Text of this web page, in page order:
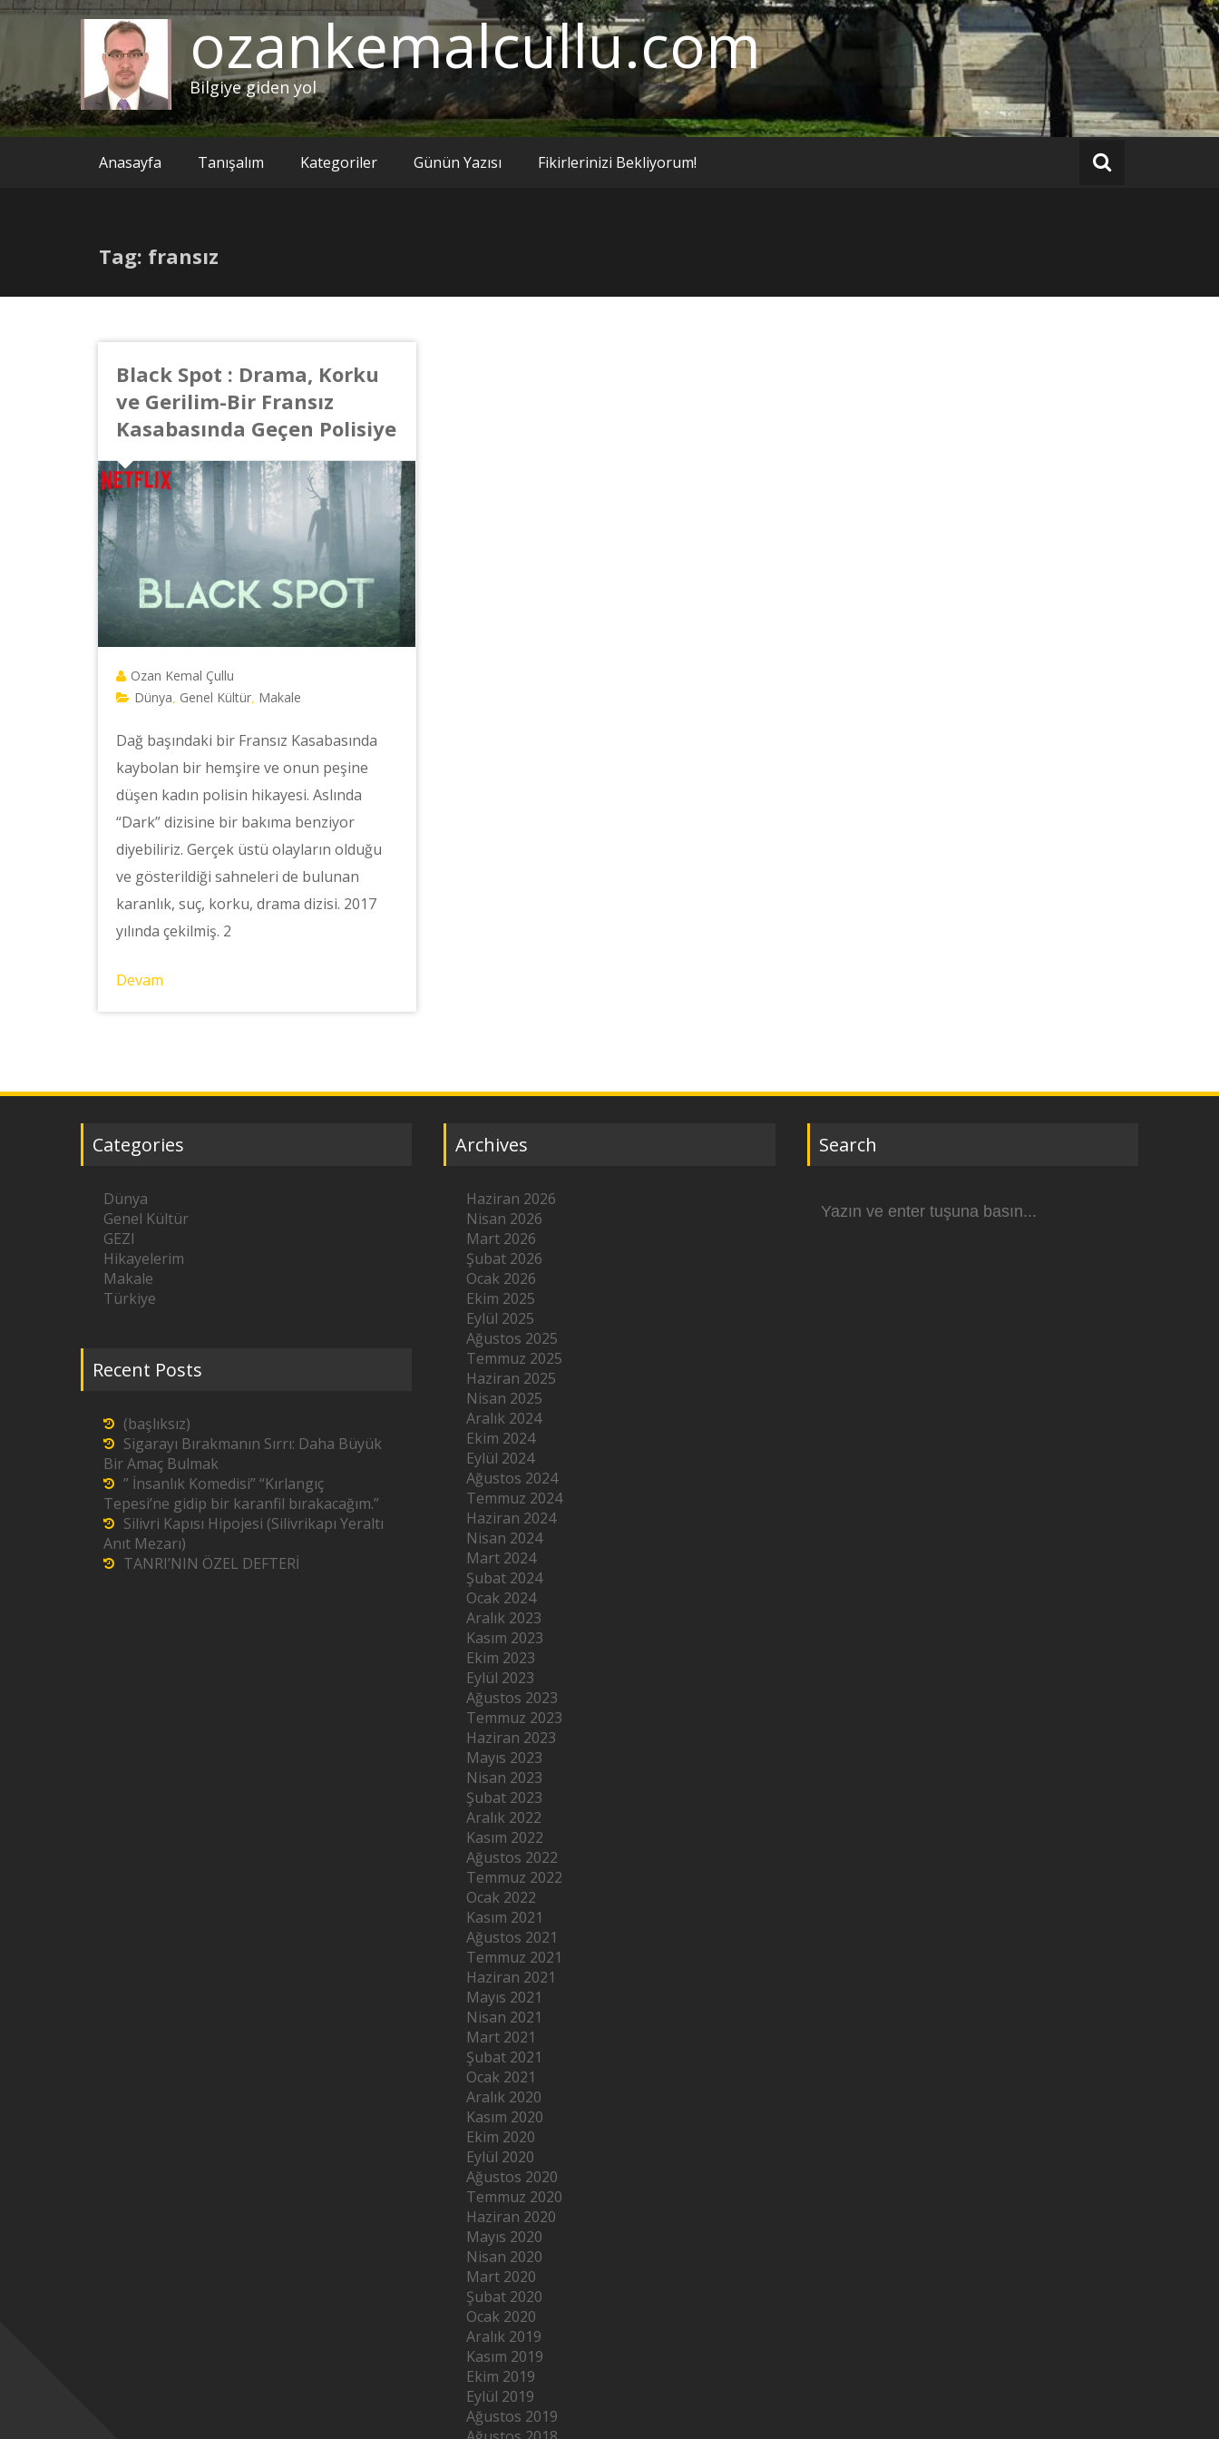
ozankemalcullu.com
Bilgiye giden yol
Anasayfa Tanışalım Kategoriler Günün Yazısı Fikirlerinizi Bekliyorum!
Tag: fransız
Black Spot : Drama, Korku
ve Gerilim-Bir Fransız
Kasabasında Geçen Polisiye
Ozan Kemal Çullu
Dünya Genel Kültür, Makale
Dağ başındaki bir Fransız Kasabasında
kaybolan bir hemşire ve onun peşine
düşen kadın polisin hikayesi. Aslında
“Dark” dizisine bir bakıma benziyor
diyebiliriz. Gerçek üstü olayların olduğu
ve gösterildiği sahneleri de bulunan
karanlık, suç, korku, drama dizisi. 2017
yılında çekilmiş. 2
Devam
Categories
Dünya
Genel Kültür
GEZI
Hikayelerim
Makale
Türkiye
Recent Posts
(başlıksız)
Sigarayı Bırakmanın Sırrı: Daha Büyük
Bir Amaç Bulmak
” İnsanlık Komedisi” “Kırlangıç
Tepesi’ne gidip bir karanfil bırakacağım.”
Silivri Kapısı Hipojesi (Silivrikapı Yeraltı
Anıt Mezarı)
TANRI’NIN ÖZEL DEFTERİ
Archives
Haziran 2026
Nisan 2026
Mart 2026
Şubat 2026
Ocak 2026
Ekim 2025
Eylül 2025
Ağustos 2025
Temmuz 2025
Haziran 2025
Nisan 2025
Aralık 2024
Ekim 2024
Eylül 2024
Ağustos 2024
Temmuz 2024
Haziran 2024
Nisan 2024
Mart 2024
Şubat 2024
Ocak 2024
Aralık 2023
Kasım 2023
Ekim 2023
Eylül 2023
Ağustos 2023
Temmuz 2023
Haziran 2023
Mayıs 2023
Nisan 2023
Şubat 2023
Aralık 2022
Kasım 2022
Ağustos 2022
Temmuz 2022
Ocak 2022
Kasım 2021
Ağustos 2021
Temmuz 2021
Haziran 2021
Mayıs 2021
Nisan 2021
Mart 2021
Şubat 2021
Ocak 2021
Aralık 2020
Kasım 2020
Ekim 2020
Eylül 2020
Ağustos 2020
Temmuz 2020
Haziran 2020
Mayıs 2020
Nisan 2020
Mart 2020
Şubat 2020
Ocak 2020
Aralık 2019
Kasım 2019
Ekim 2019
Eylül 2019
Ağustos 2019
Search
yap: